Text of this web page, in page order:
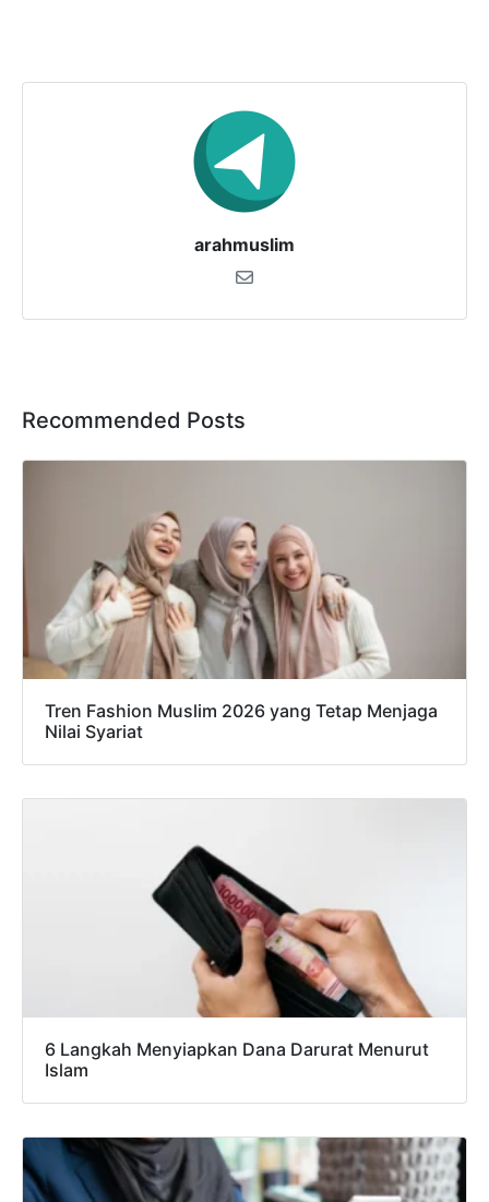
arahmuslim
Recommended Posts
Tren Fashion Muslim 2026 yang Tetap Menjaga
Nilai Syariat
6 Langkah Menyiapkan Dana Darurat Menurut
Islam